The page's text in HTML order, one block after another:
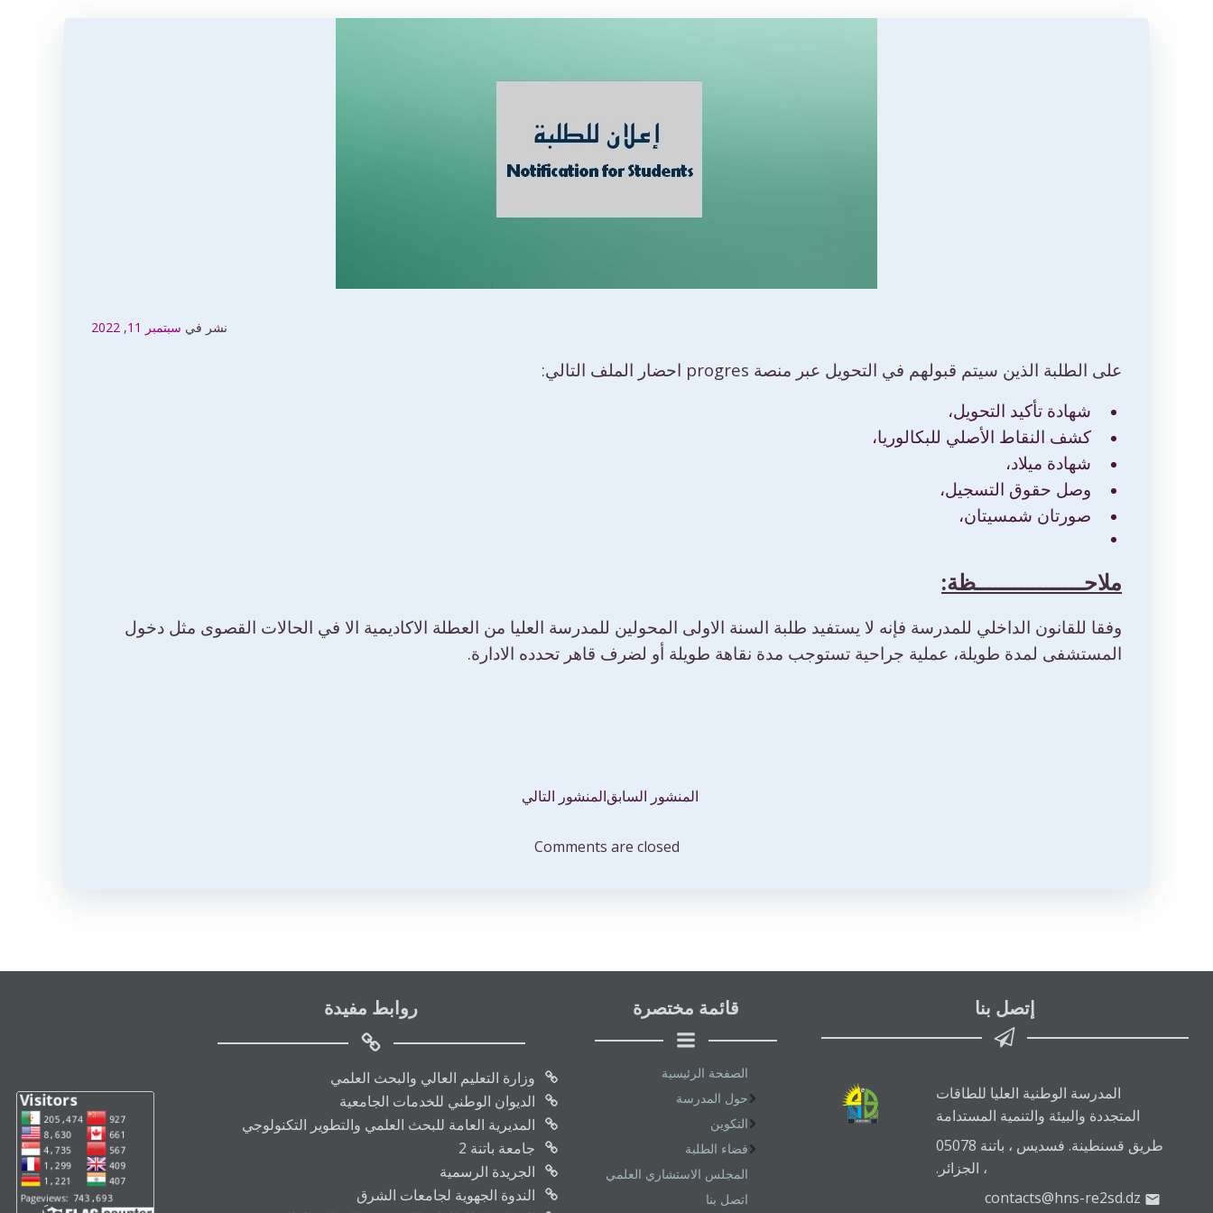
نشر في سبتمبر 11, 2022
على الطلبة الذين سيتم قبولهم في التحويل عبر منصة progres احضار الملف التالي:
شهادة تأكيد التحويل،
كشف النقاط الأصلي للبكالوريا،
شهادة ميلاد،
وصل حقوق التسجيل،
صورتان شمسيتان،
ملاحـــــــــــــــــظة:
وفقا للقانون الداخلي للمدرسة فإنه لا يستفيد طلبة السنة الاولى المحولين للمدرسة العليا من العطلة الاكاديمية الا في الحالات القصوى مثل دخول
المستشفى لمدة طويلة، عملية جراحية تستوجب مدة نقاهة طويلة أو لضرف قاهر تحدده الادارة.
المنشور السابقتصفّح
المقالات
المنشور التالي
Comments are closed
إتصل بنا
المدرسة الوطنية العليا للطاقات
المتجددة والبيئة والتنمية المستدامة
طريق قسنطينة. فسديس ، باتنة 05078
، الجزائر.
contacts@hns-re2sd.dz
قائمة مختصرة
الصفحة الرئيسية
حول المدرسة
التكوين
فضاء الطلبة
المجلس الاستشاري العلمي
اتصل بنا
روابط مفيدة
وزارة التعليم العالي والبحث العلمي
الديوان الوطني للخدمات الجامعية
المديرية العامة للبحث العلمي والتطوير التكنولوجي
جامعة باتنة 2
الجريدة الرسمية
الندوة الجهوية لجامعات الشرق